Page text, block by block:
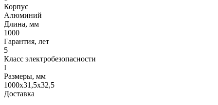
Корпус
Алюминий
Длина, мм
1000
Гарантия, лет
5
Класс электробезопасности
I
Размеры, мм
1000x31,5x32,5
Доставка